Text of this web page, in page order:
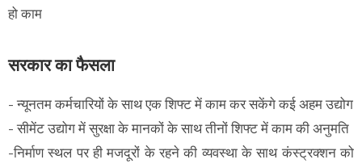
हो काम
सरकार का फैसला
- न्यूनतम कर्मचारियों के साथ एक शिफ्ट में काम कर सकेंगे कई अहम उद्योग
- सीमेंट उद्योग में सुरक्षा के मानकों के साथ तीनों शिफ्ट में काम की अनुमति
-निर्माण स्थल पर ही मजदूरों के रहने की व्यवस्था के साथ कंस्ट्रक्शन को